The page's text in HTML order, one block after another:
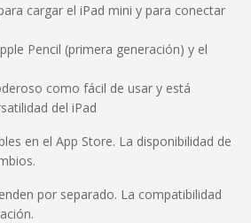
cargar el iPad mini y para conectar
Pencil (primera generación) y el
como fácil de usar y está
del iPad
en el App Store. La disponibilidad de
por separado. La compatibilidad